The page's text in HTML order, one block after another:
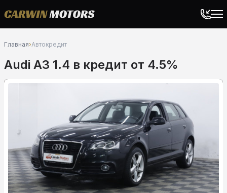
Главная›Автокредит
Audi A3 1.4 в кредит от 4.5%